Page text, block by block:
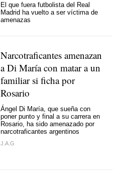
El que fuera futbolista del Real
Madrid ha vuelto a ser víctima de
amenazas
Narcotraficantes amenazan
a Di María con matar a un
familiar si ficha por
Rosario
Ángel Di María, que sueña con
poner punto y final a su carrera en
Rosario, ha sido amenazado por
narcotraficantes argentinos
J.A.G